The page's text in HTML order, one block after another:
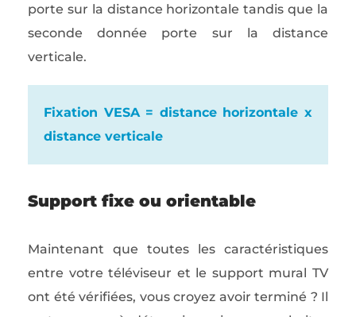
porte sur la distance horizontale tandis que la
seconde donnée porte sur la distance
verticale.
Fixation VESA = distance horizontale x
distance verticale
Support fixe ou orientable
Maintenant que toutes les caractéristiques
entre votre téléviseur et le support mural TV
ont été vérifiées, vous croyez avoir terminé ? Il